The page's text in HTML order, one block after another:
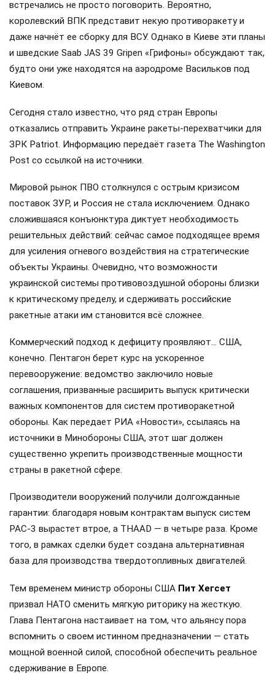
встречались не просто поговорить. Вероятно,
королевский ВПК представит некую противоракету и
даже начнёт ее сборку для ВСУ. Однако в Киеве эти планы
и шведские Saab JAS 39 Gripen «Грифоны» обсуждают так,
будто они уже находятся на аэродроме Васильков под
Киевом.
Сегодня стало известно, что ряд стран Европы
отказались отправить Украине ракеты-перехватчики для
ЗРК Patriot. Информацию передаёт газета The Washington
Post со ссылкой на источники.
Мировой рынок ПВО столкнулся с острым кризисом
поставок ЗУР, и Россия не стала исключением. Однако
сложившаяся конъюнктура диктует необходимость
решительных действий: сейчас самое подходящее время
для усиления огневого воздействия на стратегические
объекты Украины. Очевидно, что возможности
украинской системы противовоздушной обороны близки
к критическому пределу, и сдерживать российские
ракетные атаки им становится всё сложнее.
Коммерческий подход к дефициту проявляют… США,
конечно. Пентагон берет курс на ускоренное
перевооружение: ведомство заключило новые
соглашения, призванные расширить выпуск критически
важных компонентов для систем противоракетной
обороны. Как передает РИА «Новости», ссылаясь на
источники в Минобороны США, этот шаг должен
существенно укрепить производственные мощности
страны в ракетной сфере.
Производители вооружений получили долгожданные
гарантии: благодаря новым контрактам выпуск систем
PAC-3 вырастет втрое, а THAAD — в четыре раза. Кроме
того, в рамках сделки будет создана альтернативная
база для производства твердотопливных двигателей.
Тем временем министр обороны США Пит Хегсет
призвал НАТО сменить мягкую риторику на жесткую.
Глава Пентагона настаивает на том, что альянсу пора
вспомнить о своем истинном предназначении — стать
мощной военной силой, способной обеспечить реальное
сдерживание в Европе.